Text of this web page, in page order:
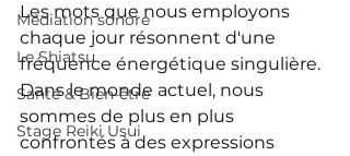
Médiation sonore
Le Shiatsu
Santé & Bien-être
Stage Reiki Usui
Les mots que nous employons
chaque jour résonnent d'une
fréquence énergétique singulière.
Dans le monde actuel, nous
sommes de plus en plus
confrontés à des expressions